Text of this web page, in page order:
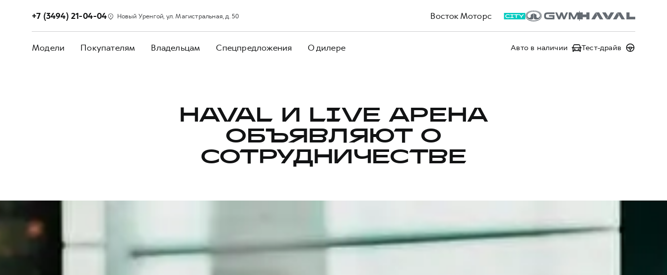
Восток Моторс
+7 (3494) 21-04-04 Новый Уренгой, ул. Магистральная, д. 50
Модели Покупателям Владельцам Спецпредложения О дилере Авто в наличии Тест-драйв
HAVAL И LIVE АРЕНА
ОБЪЯВЛЯЮТ О
СОТРУДНИЧЕСТВЕ